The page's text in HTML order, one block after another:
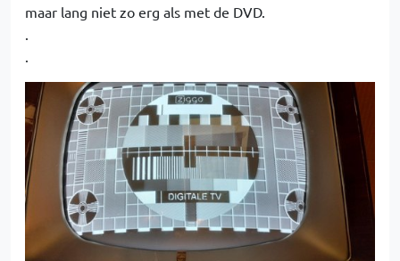
maar lang niet zo erg als met de DVD.
.
.